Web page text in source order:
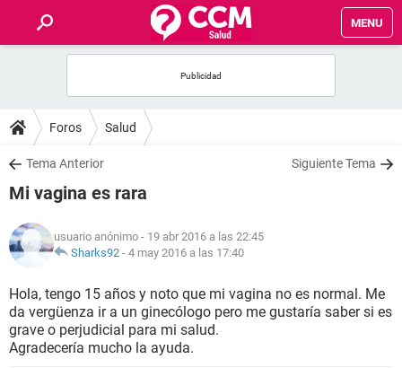
MENU
FOROS
SALUD
FAMILIA
NUTRICIÓN
BIENESTAR
SEXUALIDAD
Foros Salud
Tema Anterior Siguiente Tema
Mi vagina es rara
usuario anónimo - 19 abr 2016 a las 22:45
Sharks92 - 4 may 2016 a las 17:40
Hola, tengo 15 años y noto que mi vagina no es normal. Me
da vergüenza ir a un ginecólogo pero me gustaría saber si es
grave o perjudicial para mi salud.
Agradecería mucho la ayuda.